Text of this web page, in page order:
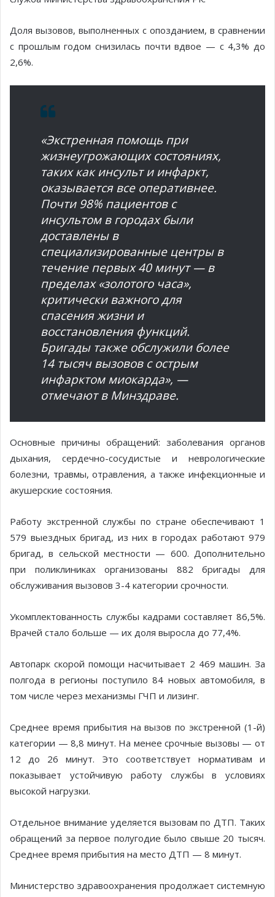
Доля вызовов, выполненных с опозданием, в сравнении
с прошлым годом снизилась почти вдвое — с 4,3% до
2,6%.
«Экстренная помощь при
жизнеугрожающих состояниях,
таких как инсульт и инфаркт,
оказывается все оперативнее.
Почти 98% пациентов с
инсультом в городах были
доставлены в
специализированные центры в
течение первых 40 минут — в
пределах «золотого часа»,
критически важного для
спасения жизни и
восстановления функций.
Бригады также обслужили более
14 тысяч вызовов с острым
инфарктом миокарда», —
отмечают в Минздраве.
Основные причины обращений: заболевания органов
дыхания, сердечно-сосудистые и неврологические
болезни, травмы, отравления, а также инфекционные и
акушерские состояния.
Работу экстренной службы по стране обеспечивают 1
579 выездных бригад, из них в городах работают 979
бригад, в сельской местности — 600. Дополнительно
при поликлиниках организованы 882 бригады для
обслуживания вызовов 3-4 категории срочности.
Укомплектованность службы кадрами составляет 86,5%.
Врачей стало больше — их доля выросла до 77,4%.
Автопарк скорой помощи насчитывает 2 469 машин. За
полгода в регионы поступило 84 новых автомобиля, в
том числе через механизмы ГЧП и лизинг.
Среднее время прибытия на вызов по экстренной (1-й)
категории — 8,8 минут. На менее срочные вызовы — от
12 до 26 минут. Это соответствует нормативам и
показывает устойчивую работу службы в условиях
высокой нагрузки.
Отдельное внимание уделяется вызовам по ДТП. Таких
обращений за первое полугодие было свыше 20 тысяч.
Среднее время прибытия на место ДТП — 8 минут.
Министерство здравоохранения продолжает системную